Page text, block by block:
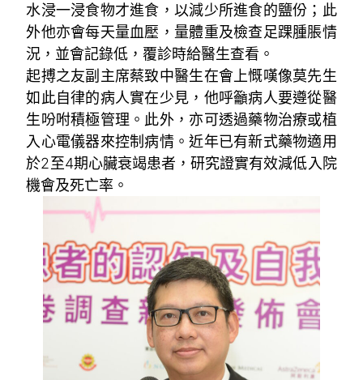
水浸一浸食物才進食，以減少所進食的鹽份；此
外他亦會每天量血壓，量體重及檢查足踝腫脹情
況，並會記錄低，覆診時給醫生查看。
起搏之友副主席蔡致中醫生在會上慨嘆像莫先生
如此自律的病人實在少見，他呼籲病人要遵從醫
生吩咐積極管理。此外，亦可透過藥物治療或植
入心電儀器來控制病情。近年已有新式藥物適用
於2至4期心臟衰竭患者，研究證實有效減低入院
機會及死亡率。